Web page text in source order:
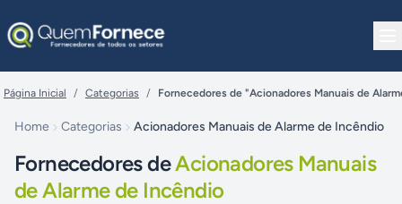
Página Inicial / Categorias / Fornecedores de "Acionadores Manuais de
Home Categorias Acionadores Manuais de Alarme de Incêndio
Fornecedores deAcionadores Manuais
de Alarme de Incêndio